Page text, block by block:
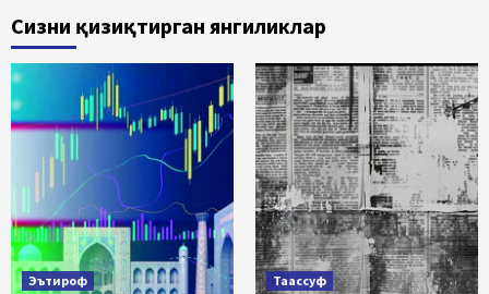
Сизни қизиқтирган янгиликлар
Эътироф Таассуф